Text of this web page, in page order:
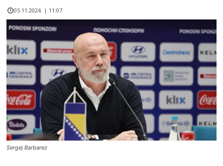
05.11.2024. | 11:07
Sergej Barbarez